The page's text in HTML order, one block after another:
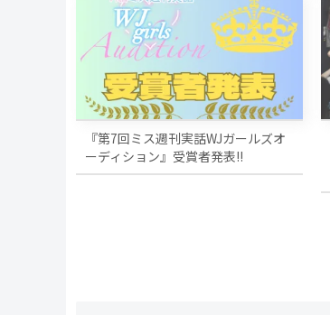
『第7回ミス週刊実話WJガールズオ
ーディション』受賞者発表!!